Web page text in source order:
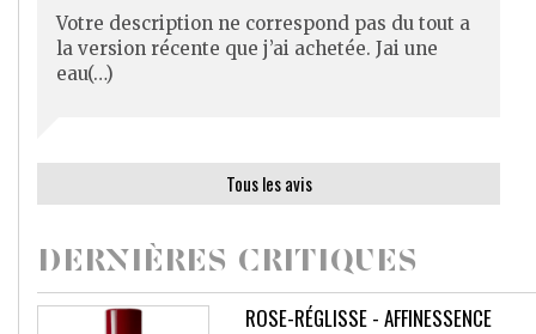
Votre description ne correspond pas du tout a
la version récente que j’ai achetée. Jai une
eau(…)
Tous les avis
DERNIÈRES CRITIQUES
ROSE-RÉGLISSE - AFFINESSENCE